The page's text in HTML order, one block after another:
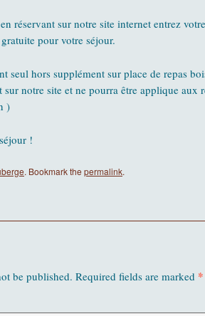
réservant sur notre site internet entrez
pour votre séjour.
seul hors supplément sur place de repas
notre site et ne pourra être applique aux
)
!
. Bookmark the permalink.
be published. Required fields are marked *